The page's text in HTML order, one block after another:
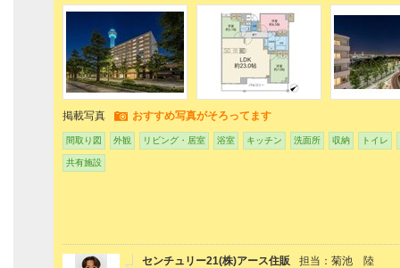
掲載写真 おすすめ写真がそろってます
間取り図 外観 リビング・居室 浴室 キッチン 洗面所 収納 トイレ
共有施設
センチュリー21(株)アース住販
担当：菊池 陸